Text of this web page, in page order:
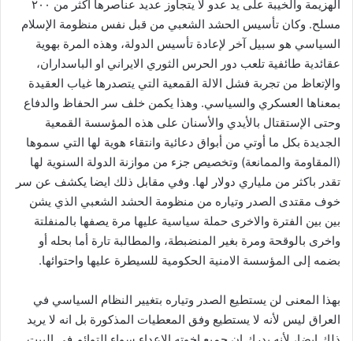
الهزيمة والخيبة على يد عدو لا يتجاوز عديد عناصرها أكثر من ٢٠٠
مسلح. وكان تأسيس الحشد الشعبي من قبل نفس منظومة الإسلام
السياسي هو سبيل آخر لإعادة تأسيس الدولة، وهذه المرة بهوية
عقائدية طائفية تلعب دور الحرس الثوري الايراني او الباسداران،
والإتعاظ من تجربة فشل الالة القمعية التي يتصدرها غياب العقيدة
بمعناها العسكري والسياسي. وهذا يكمن خلف سر الحفاظ والدفاع
وحتى الإستقتال بالأيدي والأسنان على هذه المؤسسة القمعية
الجديدة بكل ما أوتي من أبواق دعائية وانتقاء هوية لها التي سموها
(المقاومة والممانعة) وتخصيص جزء من موازنة الدولة السنوية لها
تقدر باكثر من ملياري دولار لها. وفي مقابل ذلك ايضا يكشف عن سر
خوف مقتدى الصدر وتياره من منظومة الحشد الشعبي الذي يشن
بين بين الفترة والاخرى حملة سياسية عليها مرة يصفها بالمنفلتة
واخرى بالوقحة ومرة بغير المنضبطة، والمطالبة تارة أما بحله أو
بضمه إلى المؤسسة الامنية الحكومية للسيطرة عليها واحتوائها.
بهذا المعنى لن يستطيع الصدر وتياره بتغيير النظام السياسي في
العراق ليس لأنه لا يستطيع وفق المعطيات المذكورة بل انه لا يريد